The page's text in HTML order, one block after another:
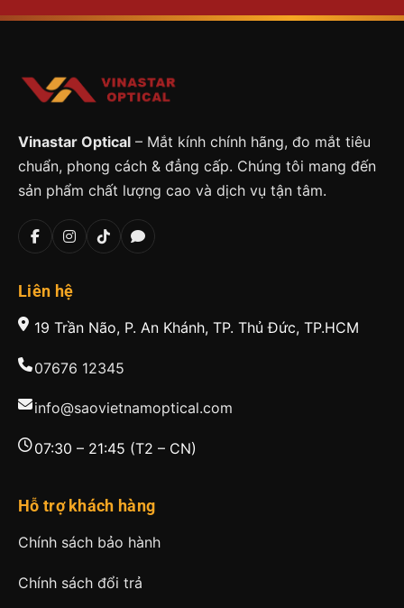
Vinastar Optical – Mắt kính chính hãng, đo mắt tiêu
chuẩn, phong cách & đẳng cấp. Chúng tôi mang đến
sản phẩm chất lượng cao và dịch vụ tận tâm.
Liên hệ
19 Trần Não, P. An Khánh, TP. Thủ Đức, TP.HCM
07676 12345
info@saovietnamoptical.com
07:30 – 21:45 (T2 – CN)
Hỗ trợ khách hàng
Chính sách bảo hành
Chính sách đổi trả